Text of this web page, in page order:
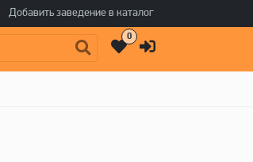
Добавить заведение в каталог
0